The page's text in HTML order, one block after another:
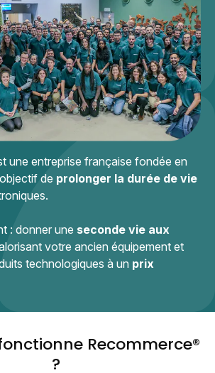
une entreprise française fondée en
de prolonger la durée de vie
: donner une seconde vie aux
votre ancien équipement et
technologiques à un prix
Recommerce®
?